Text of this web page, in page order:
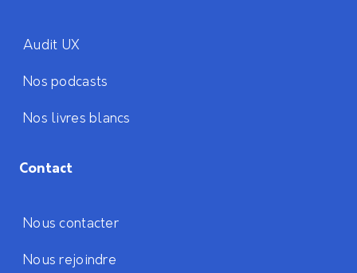
Audit UX
Nos podcasts
Nos livres blancs
Contact
Nous contacter
Nous rejoindre